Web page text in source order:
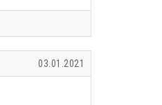
03.01.2021